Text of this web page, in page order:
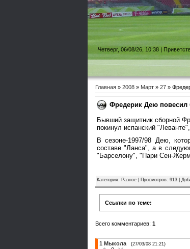
Четверг, 06/08/26, 10:38 |
Главная » 2008 » Март » 27 »
Фредерик Дею повесил
Бывший защитник сборной
покинул испанский
В сезоне-1997/98 Дею,
составе "Ланса", а в
"Барселону", "Пари Сен-
Категория: Разное Просмотров: 913 |
Ссылки по теме:
Всего комментариев: 1
1 Мыкола (27/03/08 21:21)